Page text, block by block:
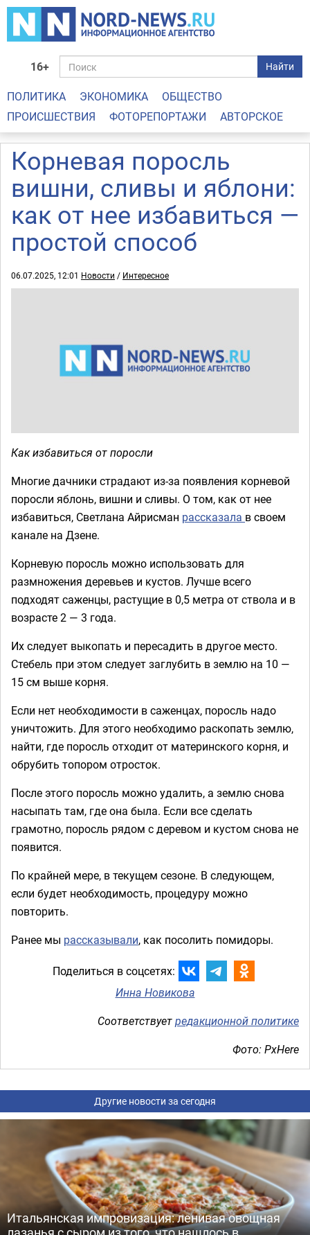
16+ Найти
ПОЛИТИКА ЭКОНОМИКА
ОБЩЕСТВО
ПРОИСШЕСТВИЯ
ФОТОРЕПОРТАЖИ АВТОРСКОЕ
Корневая поросль
вишни, сливы и яблони:
как от нее избавиться —
простой способ
06.07.2025, 12:01 Новости / Интересное
Как избавиться от поросли
Многие дачники страдают из-за появления корневой
поросли яблонь, вишни и сливы. О том, как от нее
избавиться, Светлана Айрисман рассказала в своем
канале на Дзене.
Корневую поросль можно использовать для
размножения деревьев и кустов. Лучше всего
подходят саженцы, растущие в 0,5 метра от ствола и в
возрасте 2 — 3 года.
Их следует выкопать и пересадить в другое место.
Стебель при этом следует заглубить в землю на 10 —
15 см выше корня.
Если нет необходимости в саженцах, поросль надо
уничтожить. Для этого необходимо раскопать землю,
найти, где поросль отходит от материнского корня, и
обрубить топором отросток.
После этого поросль можно удалить, а землю снова
насыпать там, где она была. Если все сделать
грамотно, поросль рядом с деревом и кустом снова не
появится.
По крайней мере, в текущем сезоне. В следующем,
если будет необходимость, процедуру можно
повторить.
Ранее мы рассказывали, как посолить помидоры.
Поделиться в соцсетях:
Инна Новикова
Соответствуетредакционной политике
Фото: PxHere
Другие новости за сегодня
Итальянская импровизация: ленивая овощная